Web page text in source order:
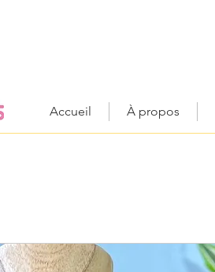
Accueil À propos